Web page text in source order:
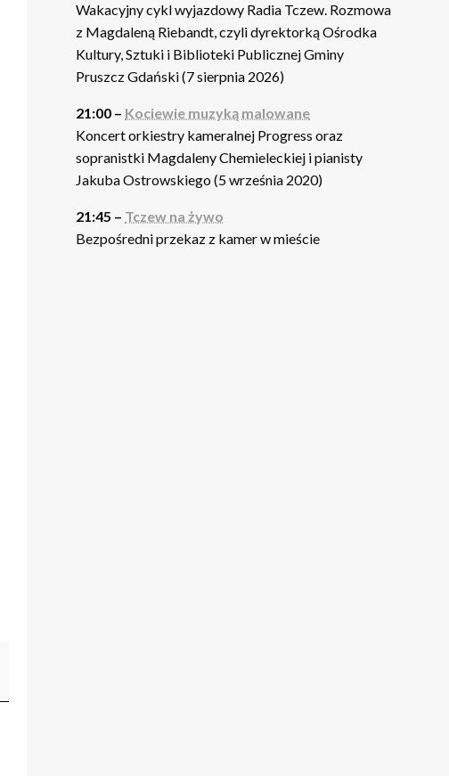
Wakacyjny cykl wyjazdowy Radia Tczew. Rozmowa
z Magdaleną Riebandt, czyli dyrektorką Ośrodka
Kultury, Sztuki i Biblioteki Publicznej Gminy
Pruszcz Gdański (7 sierpnia 2026)
21:00 – Kociewie muzyką malowane
Koncert orkiestry kameralnej Progress oraz
sopranistki Magdaleny Chemieleckiej i pianisty
Jakuba Ostrowskiego (5 września 2020)
21:45 – Tczew na żywo
Bezpośredni przekaz z kamer w mieście